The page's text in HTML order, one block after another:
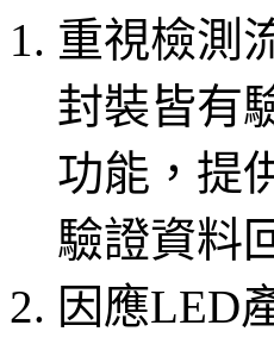
重視檢測
封裝皆有
功能，提
驗證資料
因應LED